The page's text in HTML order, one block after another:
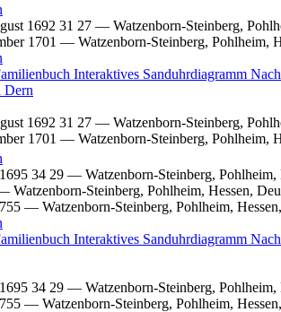
1692 31 27 — Watzenborn-Steinberg,
1701 — Watzenborn-Steinberg, Pohlheim,
Interaktives Sanduhrdiagramm
Dern
1692 31 27 — Watzenborn-Steinberg,
1701 — Watzenborn-Steinberg, Pohlheim,
34 29 — Watzenborn-Steinberg, Pohlheim,
Watzenborn-Steinberg, Pohlheim, Hessen,
— Watzenborn-Steinberg, Pohlheim,
Interaktives Sanduhrdiagramm
34 29 — Watzenborn-Steinberg, Pohlheim,
— Watzenborn-Steinberg, Pohlheim,